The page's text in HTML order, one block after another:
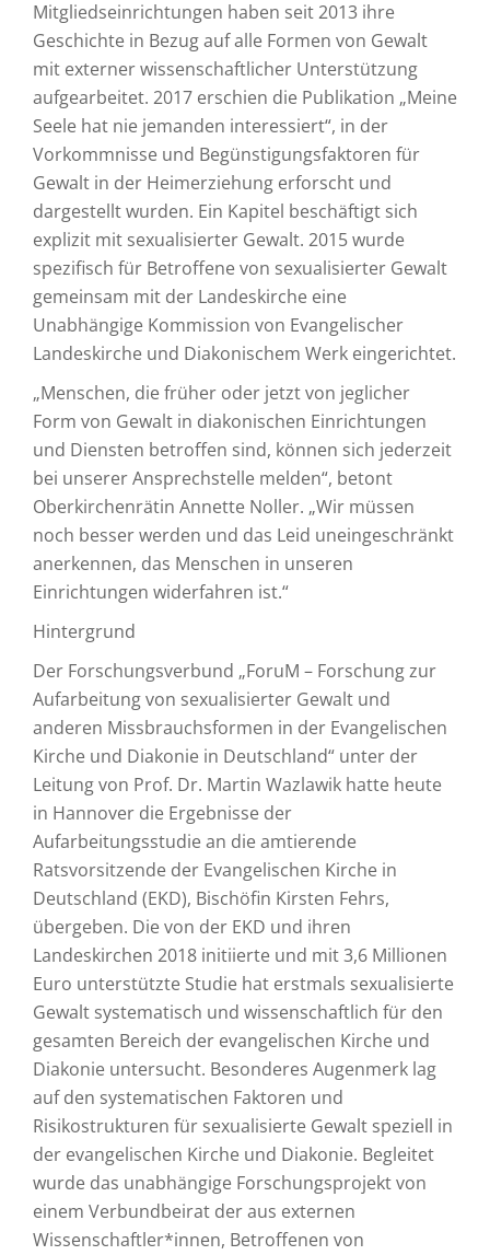
Mitgliedseinrichtungen haben seit 2013 ihre
Geschichte in Bezug auf alle Formen von Gewalt
mit externer wissenschaftlicher Unterstützung
aufgearbeitet. 2017 erschien die Publikation „Meine
Seele hat nie jemanden interessiert“, in der
Vorkommnisse und Begünstigungsfaktoren für
Gewalt in der Heimerziehung erforscht und
dargestellt wurden. Ein Kapitel beschäftigt sich
explizit mit sexualisierter Gewalt. 2015 wurde
spezifisch für Betroffene von sexualisierter Gewalt
gemeinsam mit der Landeskirche eine
Unabhängige Kommission von Evangelischer
Landeskirche und Diakonischem Werk eingerichtet.
„Menschen, die früher oder jetzt von jeglicher
Form von Gewalt in diakonischen Einrichtungen
und Diensten betroffen sind, können sich jederzeit
bei unserer Ansprechstelle melden“, betont
Oberkirchenrätin Annette Noller. „Wir müssen
noch besser werden und das Leid uneingeschränkt
anerkennen, das Menschen in unseren
Einrichtungen widerfahren ist.“
Hintergrund
Der Forschungsverbund „ForuM – Forschung zur
Aufarbeitung von sexualisierter Gewalt und
anderen Missbrauchsformen in der Evangelischen
Kirche und Diakonie in Deutschland“ unter der
Leitung von Prof. Dr. Martin Wazlawik hatte heute
in Hannover die Ergebnisse der
Aufarbeitungsstudie an die amtierende
Ratsvorsitzende der Evangelischen Kirche in
Deutschland (EKD), Bischöfin Kirsten Fehrs,
übergeben. Die von der EKD und ihren
Landeskirchen 2018 initiierte und mit 3,6 Millionen
Euro unterstützte Studie hat erstmals sexualisierte
Gewalt systematisch und wissenschaftlich für den
gesamten Bereich der evangelischen Kirche und
Diakonie untersucht. Besonderes Augenmerk lag
auf den systematischen Faktoren und
Risikostrukturen für sexualisierte Gewalt speziell in
der evangelischen Kirche und Diakonie. Begleitet
wurde das unabhängige Forschungsprojekt von
einem Verbundbeirat der aus externen
Wissenschaftler*innen, Betroffenen von